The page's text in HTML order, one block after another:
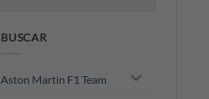
BUSCAR
Aston Martin F1 Team